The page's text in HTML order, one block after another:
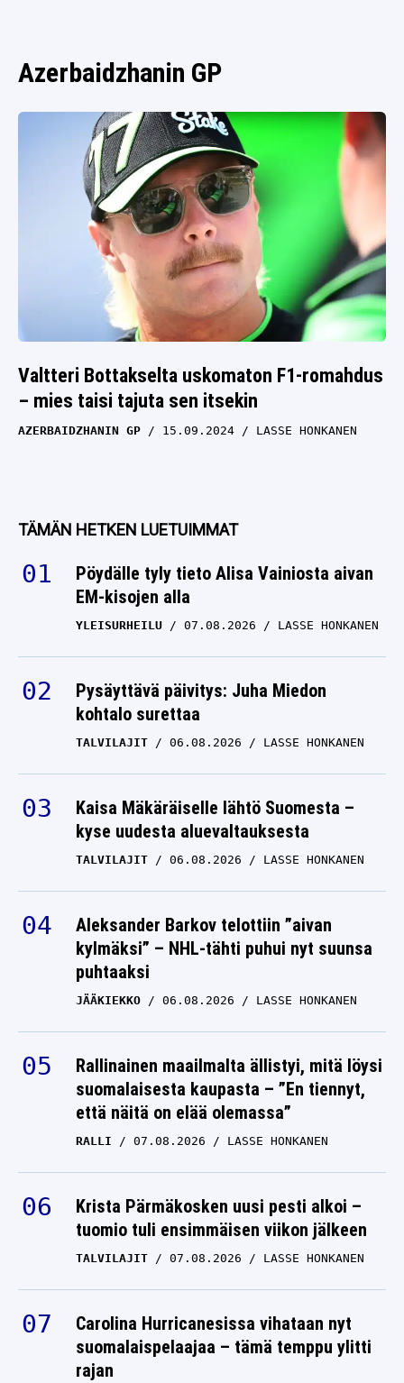
Azerbaidzhanin GP
Valtteri Bottakselta uskomaton F1-romahdus
– mies taisi tajuta sen itsekin
AZERBAIDZHANIN GP 15.09.2024 LASSE HONKANEN
TÄMÄN HETKEN LUETUIMMAT
Pöydälle tyly tieto Alisa Vainiosta aivan
EM-kisojen alla
YLEISURHEILU 07.08.2026 LASSE HONKANEN
Pysäyttävä päivitys: Juha Miedon
kohtalo surettaa
TALVILAJIT 06.08.2026 LASSE HONKANEN
Kaisa Mäkäräiselle lähtö Suomesta –
kyse uudesta aluevaltauksesta
TALVILAJIT 06.08.2026 LASSE HONKANEN
Aleksander Barkov telottiin ”aivan
kylmäksi” – NHL-tähti puhui nyt suunsa
puhtaaksi
JÄÄKIEKKO 06.08.2026 LASSE HONKANEN
Rallinainen maailmalta ällistyi, mitä löysi
suomalaisesta kaupasta – ”En tiennyt,
että näitä on elää olemassa”
RALLI 07.08.2026 LASSE HONKANEN
Krista Pärmäkosken uusi pesti alkoi –
tuomio tuli ensimmäisen viikon jälkeen
TALVILAJIT 07.08.2026 LASSE HONKANEN
Carolina Hurricanesissa vihataan nyt
suomalaispelaajaa – tämä temppu ylitti
rajan